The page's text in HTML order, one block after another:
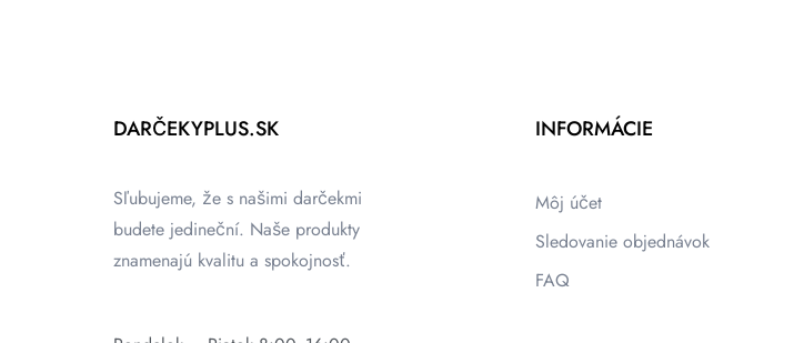
DARČEKYPLUS.SK
Sľubujeme, že s našimi darčekmi
budete jedineční. Naše produkty
znamenajú kvalitu a spokojnosť.
INFORMÁCIE
Môj účet
Sledovanie objednávok
FAQ